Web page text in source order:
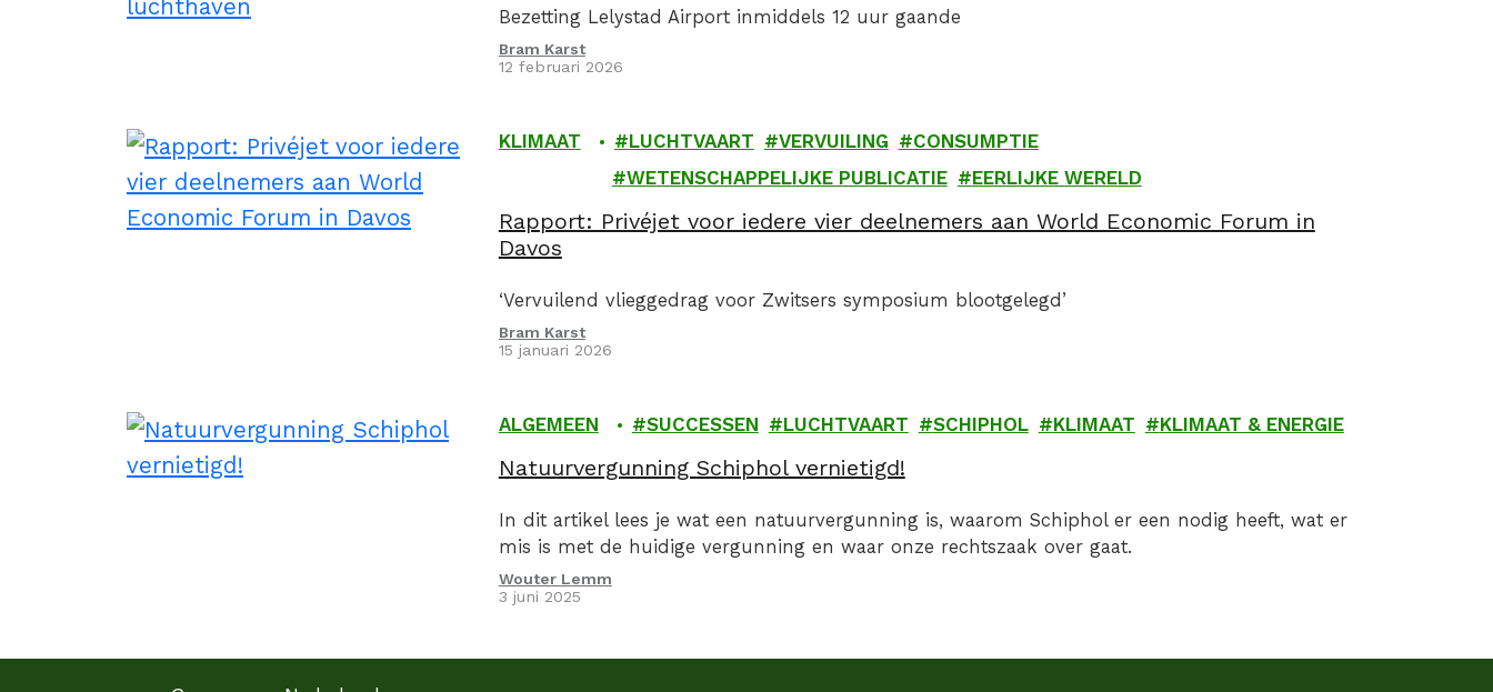
Bezetting Lelystad Airport inmiddels 12 uur gaande
Bram Karst
12 februari 2026
KLIMAAT LUCHTVAART VERVUILING
CONSUMPTIE
WETENSCHAPPELIJKE PUBLICATIE
EERLIJKE WERELD
Rapport: Privéjet voor iedere vier deelnemers aan World Economic Forum in
Davos
‘Vervuilend vlieggedrag voor Zwitsers symposium blootgelegd’
Bram Karst
15 januari 2026
ALGEMEEN SUCCESSEN LUCHTVAART SCHIPHOL KLIMAAT KLIMAAT & ENERGIE
Natuurvergunning Schiphol vernietigd!
In dit artikel lees je wat een natuurvergunning is, waarom Schiphol er een nodig heeft, wat er
mis is met de huidige vergunning en waar onze rechtszaak over gaat.
Wouter Lemm
3 juni 2025